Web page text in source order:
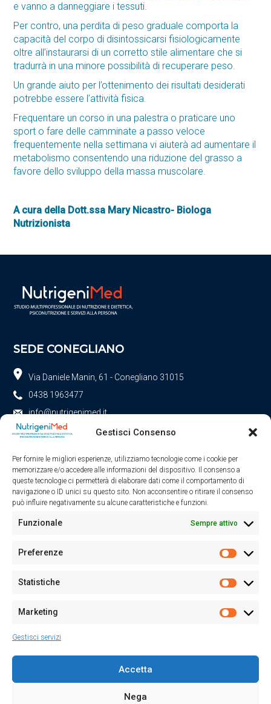
Gestisci Consenso
Per fornire le migliori esperienze, utilizziamo tecnologie come i cookie per
memorizzare e/o accedere alle informazioni del dispositivo. Il consenso a
queste tecnologie ci permetterà di elaborare dati come il comportamento di
navigazione o ID unici su questo sito. Non acconsentire o ritirare il consenso
può influire negativamente su alcune caratteristiche e funzioni.
Funzionale Sempre attivo
Preferenze
Statistiche
Marketing
Gestisci servizi
Accetta
Nega
e vanno a danneggiare i tessuti.
Per contro, una perdita di peso graduale comporta la
capacità del corpo di disintossicarsi fisiologicamente
oltre all’instaurarsi di un corretto stile alimentare che si
tradurrà in una minore possibilità di recuperare peso.
Un grande aiuto per l’ottenimento dei risultati desiderati
potrebbe essere l’attività fisica.
Frequentare un corso in una palestra o praticare uno
sport o fare delle camminate a passo veloce
frequentemente nella settimana vi aiuterà ad aumentare il
metabolismo consentendo una riduzione del grasso a
favore dello sviluppo della massa muscolare.
A cura della Dott.ssa Mary Nicastro- Biologa
Nutrizionista
SEDE CONEGLIANO
Via Daniele Manin, 61 - Conegliano 31015
0438 1963477
info@nutrigenimed.it
SEDE ODERZO
Piazza Grande, 10 - Oderzo 31046
0438 1963477
info@nutrigenimed.it
Dichiarazione sulla Privacy (UE)
Disconoscimento
SOCIAL